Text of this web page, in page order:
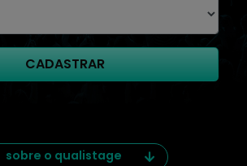
CADASTRAR
sobre o qualistage